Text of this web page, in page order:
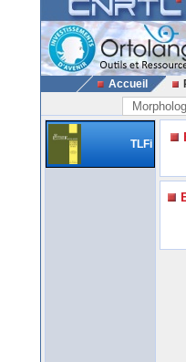
Accueil
TLFi